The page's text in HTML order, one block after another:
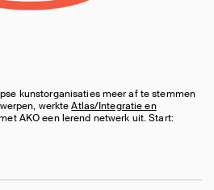
kunstorganisaties meer af te stemmen
werkteAtlas/Integratie en
AKO een lerend netwerk uit. Start: